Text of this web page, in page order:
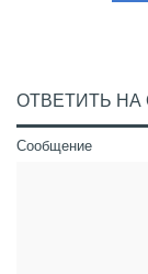
ОТВЕТИТЬ НА
Сообщение